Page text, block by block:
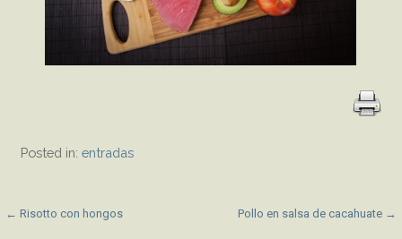
Posted in:entradas
P
← Risotto con hongos Pollo en salsa de cacahuate →